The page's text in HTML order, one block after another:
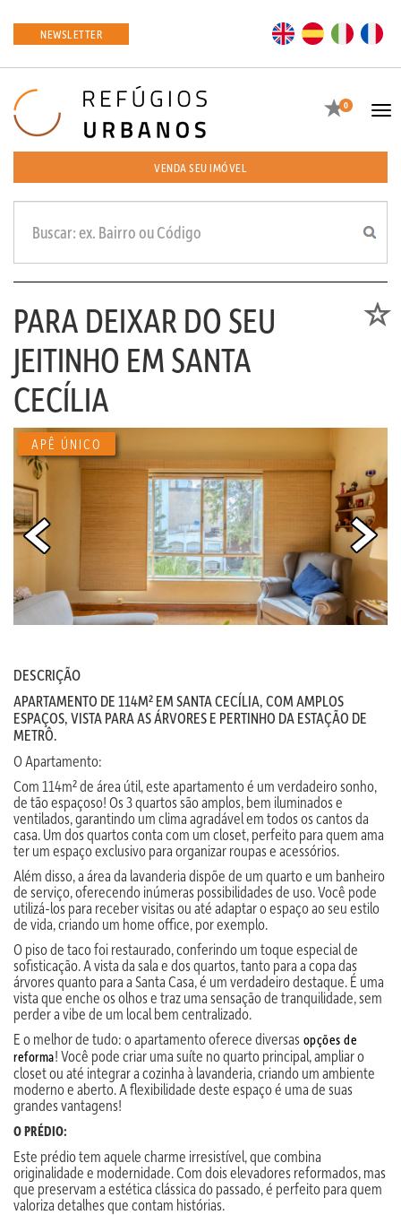
NEWSLETTER EN ES
Favoritos
0
VENDA SEU IMÓVEL
PARA DEIXAR DO SEU
JEITINHO EM SANTA
CECÍLIA
APÊ ÚNICO
DESCRIÇÃO
APARTAMENTO DE 114M² EM SANTA CECÍLIA, COM AMPLOS
ESPAÇOS, VISTA PARA AS ÁRVORES E PERTINHO DA ESTAÇÃO DE
METRÔ.
O Apartamento:
Com 114m² de área útil, este apartamento é um verdadeiro sonho,
de tão espaçoso! Os 3 quartos são amplos, bem iluminados e
ventilados, garantindo um clima agradável em todos os cantos da
casa. Um dos quartos conta com um closet, perfeito para quem ama
ter um espaço exclusivo para organizar roupas e acessórios.
Além disso, a área da lavanderia dispõe de um quarto e um banheiro
de serviço, oferecendo inúmeras possibilidades de uso. Você pode
utilizá-los para receber visitas ou até adaptar o espaço ao seu estilo
de vida, criando um home office, por exemplo.
O piso de taco foi restaurado, conferindo um toque especial de
sofisticação. A vista da sala e dos quartos, tanto para a copa das
árvores quanto para a Santa Casa, é um verdadeiro destaque. É uma
vista que enche os olhos e traz uma sensação de tranquilidade, sem
perder a vibe de um local bem centralizado.
E o melhor de tudo: o apartamento oferece diversas opções de
reforma! Você pode criar uma suíte no quarto principal, ampliar o
closet ou até integrar a cozinha à lavanderia, criando um ambiente
moderno e aberto. A flexibilidade deste espaço é uma de suas
grandes vantagens!
O PRÉDIO:
Este prédio tem aquele charme irresistível, que combina
originalidade e modernidade. Com dois elevadores reformados, mas
que preservam a estética clássica do passado, é perfeito para quem
valoriza detalhes que contam histórias.